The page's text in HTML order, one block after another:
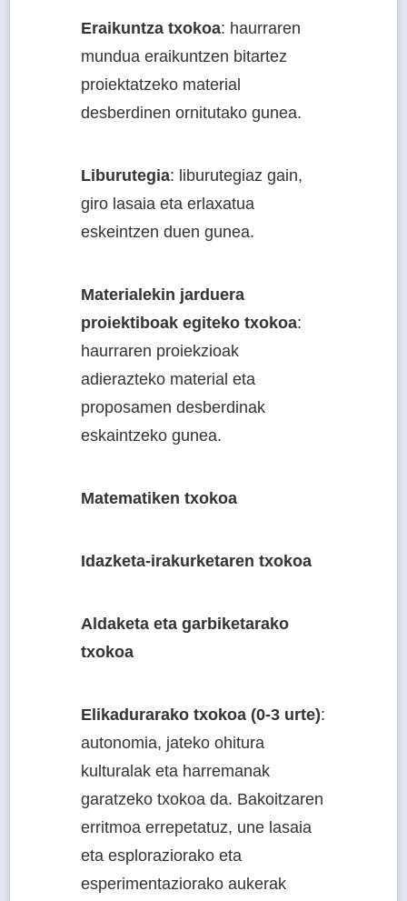
Eraikuntza txokoa: haurraren
mundua eraikuntzen bitartez
proiektatzeko material
desberdinen ornitutako gunea.
Liburutegia: liburutegiaz gain,
giro lasaia eta erlaxatua
eskeintzen duen gunea.
Materialekin jarduera
proiektiboak egiteko txokoa:
haurraren proiekzioak
adierazteko material eta
proposamen desberdinak
eskaintzeko gunea.
Matematiken txokoa
Idazketa-irakurketaren txokoa
Aldaketa eta garbiketarako
txokoa
Elikadurarako txokoa (0-3 urte):
autonomia, jateko ohitura
kulturalak eta harremanak
garatzeko txokoa da. Bakoitzaren
erritmoa errepetatuz, une lasaia
eta esploraziorako eta
esperimentaziorako aukerak